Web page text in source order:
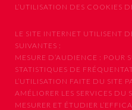
L’UTILISATION DES COOKIES
LE SITE INTERNET UTILISENT
SUIVANTES :
MESURE D’AUDIENCE : POUR
STATISTIQUES DE
L’UTILISATION FAITE DU SITE
AMÉLIORER LES SERVICES DU
MESURER ET ÉTUDIER